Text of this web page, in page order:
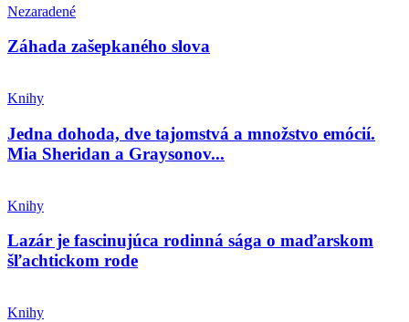
Nezaradené
Záhada zašepkaného slova
Knihy
Jedna dohoda, dve tajomstvá a množstvo emócií.
Mia Sheridan a Graysonov...
Knihy
Lazár je fascinujúca rodinná sága o maďarskom
šľachtickom rode
Knihy